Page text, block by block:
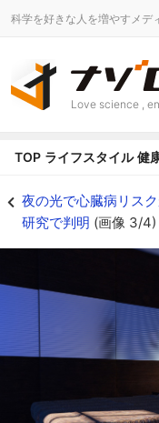
科学を好きな人を増やすメデ
Love science ,
TOP ライフスタイル 健
夜の光で心臓病リス
研究で判明 (画像 3/4)